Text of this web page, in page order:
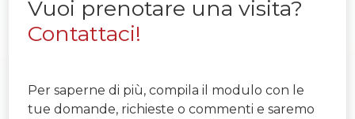
Vuoi prenotare una visita?
Contattaci!
Per saperne di più, compila il modulo con le
tue domande, richieste o commenti e saremo